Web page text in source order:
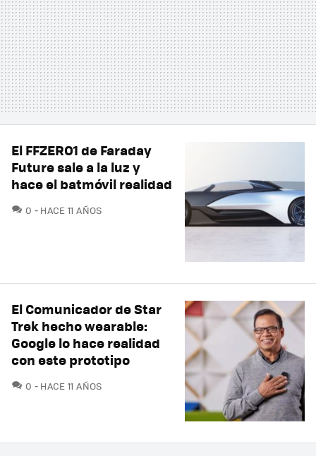
El FFZERO1 de Faraday
Future sale a la luz y
hace el batmóvil realidad
0 COMENTARIOS
HACE 11 AÑOS
El Comunicador de Star
Trek hecho wearable:
Google lo hace realidad
con este prototipo
0 COMENTARIOS
HACE 11 AÑOS